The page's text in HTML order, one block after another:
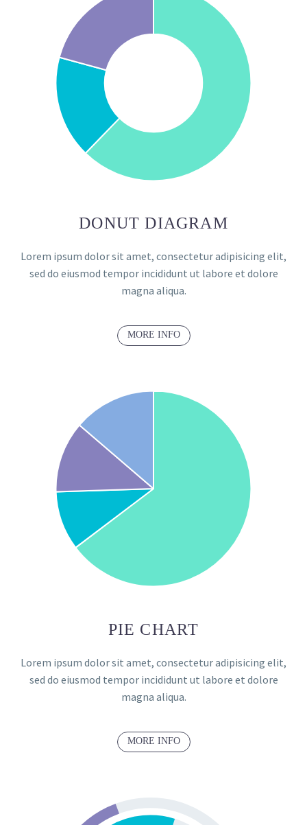
DONUT DIAGRAM
Lorem ipsum dolor sit amet, consectetur adipisicing elit,
sed do eiusmod tempor incididunt ut labore et dolore
magna aliqua.
MORE INFO
PIE CHART
Lorem ipsum dolor sit amet, consectetur adipisicing elit,
sed do eiusmod tempor incididunt ut labore et dolore
magna aliqua.
MORE INFO